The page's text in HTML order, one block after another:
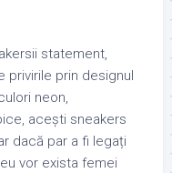
statement,
privirile prin designul
neon,
acești sneakers
dacă par a fi legați
vor exista femei